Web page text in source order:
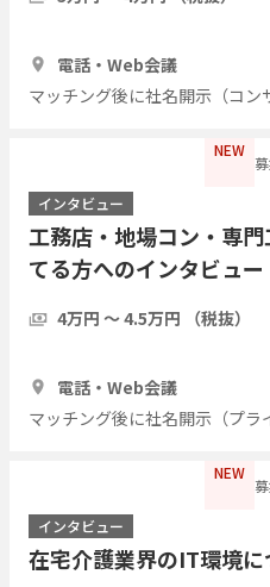
電話・Web会議
マッチング後に社名開示（コン
NEW
インタビュー
工務店・地場コン・専
てる方へのインタビュー
4万円 〜 4.5万円 （税抜）
電話・Web会議
NEW
インタビュー
在宅介護業界のIT環境